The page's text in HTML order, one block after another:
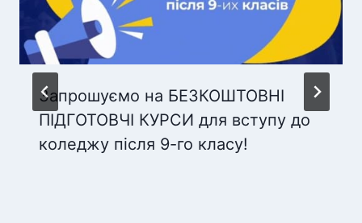
Запрошуємо на БЕЗКОШТОВНІ
ПІДГОТОВЧІ КУРСИ для вступу до
коледжу після 9-го класу!